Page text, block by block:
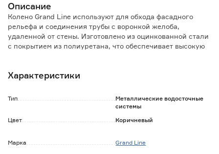
Описание
Колено Grand Line используют для обхода фасадного
рельефа и соединения трубы с воронкой желоба,
удаленной от стены. Изготовлено из оцинкованной стали
с покрытием из полиуретана, что обеспечивает высокую
системы Grand Line 125/90 мм, применяемой в
сохраняет декоративные качества водостока на
- комплектация водосточной системы Grand Line
Характеристики
Тип
Металлические водосточные
системы
Цвет
Коричневый
Марка Grand Line